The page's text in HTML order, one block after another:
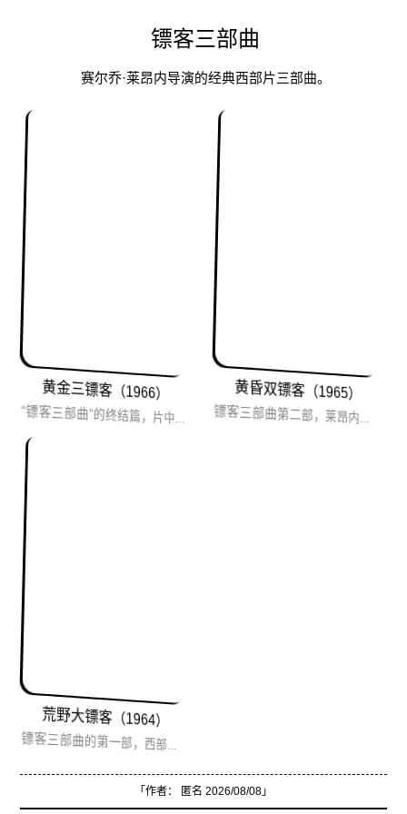
镖客三部曲
赛尔乔·莱昂内导演的经典西部片三部曲。
黄金三镖客（1966） 黄昏双镖客（1965）
镖客三部曲第二部，莱昂内的镖客三部曲始终都在进步,人物性格渐丰满,剧情开始复杂,而其作品在西部片中的独树...
荒野大镖客（1964）
镖客三部曲的第一部，西部片经典，虽然故事情节模仿黑泽明的“用心棒”，但模仿的很好，有自己的味道。电影人物刻...
「作者： 匿名 2026/08/08」